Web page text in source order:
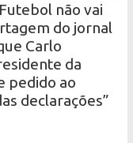
não vai
do jornal
Carlo
da
pedido ao
declarações”